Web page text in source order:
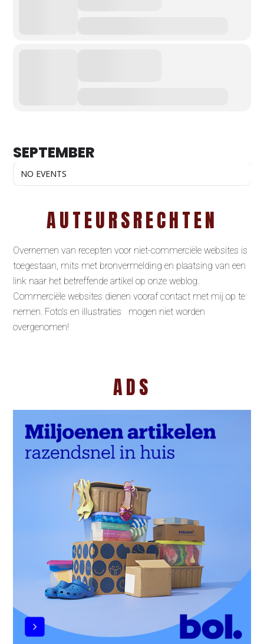
SEPTEMBER
NO EVENTS
AUTEURSRECHTEN
Overnemen van recepten voor niet-commerciële websites is
toegestaan, mits met bronvermelding en plaatsing van een
link naar het betreffende artikel op onze weblog.
Commerciële websites dienen vooraf contact met mij op te
nemen. Foto’s en illustraties mogen niet worden
overgenomen!
ADS